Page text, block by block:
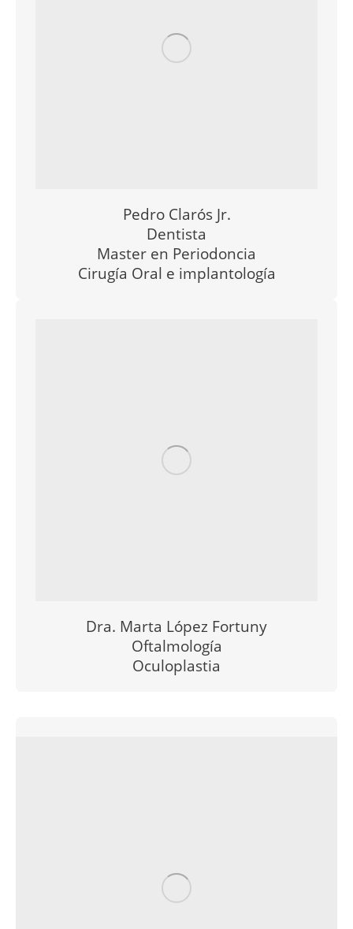
Pedro Clarós Jr.
Dentista
Master en Periodoncia
Cirugía Oral e implantología
Dra. Marta López Fortuny
Oftalmología
Oculoplastia